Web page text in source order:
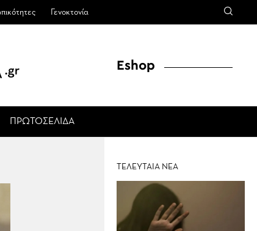
Γενοκτονία
ΠΡΩΤΟΣΕΛΙΔΑ
Eshop
ΤΕΛΕΥΤΑΙΑ ΝΕΑ